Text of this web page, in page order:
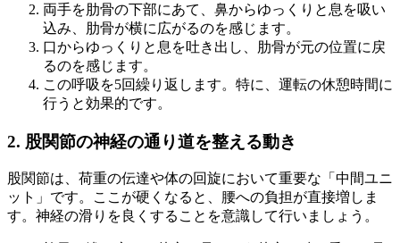
両手を肋骨の下部にあて、鼻からゆっくりと息を吸い
込み、肋骨が横に広がるのを感じます。
口からゆっくりと息を吐き出し、肋骨が元の位置に戻
るのを感じます。
この呼吸を5回繰り返します。特に、運転の休憩時間に
行うと効果的です。
2. 股関節の神経の通り道を整える動き
股関節は、荷重の伝達や体の回旋において重要な「中間ユニ
ット」です。ここが硬くなると、腰への負担が直接増しま
す。神経の滑りを良くすることを意識して行いましょう。